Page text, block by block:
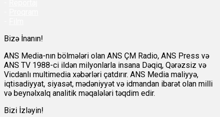
Bizə İnanın!
ANS Media-nın bölmələri olan ANS ÇM Radio, ANS Press və
ANS TV 1988-ci ildən milyonlarla insana Dəqiq, Qərəzsiz və
Vicdanlı multimedia xəbərləri çatdırır. ANS Media maliyyə,
iqtisadiyyat, siyasət, mədəniyyət və idmandan ibarət olan milli
və beynəlxalq analitik məqalələri təqdim edir.
Bizi İzləyin!